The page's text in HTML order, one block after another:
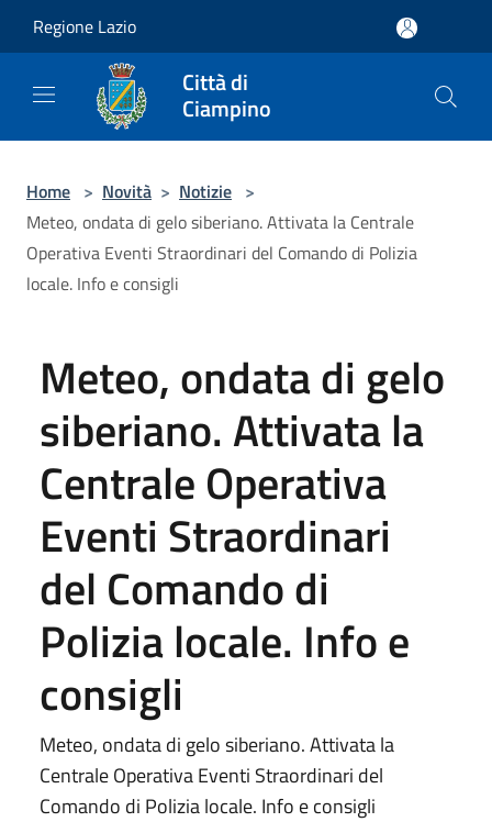
Regione Lazio
Città di
Ciampino
Home > Novità > Notizie >
Meteo, ondata di gelo siberiano. Attivata la Centrale
Operativa Eventi Straordinari del Comando di Polizia
locale. Info e consigli
Meteo, ondata di gelo
siberiano. Attivata la
Centrale Operativa
Eventi Straordinari
del Comando di
Polizia locale. Info e
consigli
Meteo, ondata di gelo siberiano. Attivata la
Centrale Operativa Eventi Straordinari del
Comando di Polizia locale. Info e consigli